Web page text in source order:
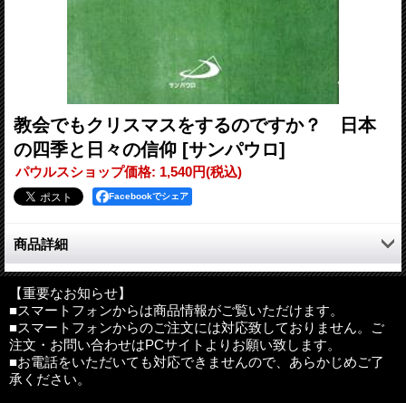
教会でもクリスマスをするのですか？ 日本
の四季と日々の信仰 [サンパウロ]
パウルスショップ価格: 1,540円(税込)
Facebookでシェア
商品詳細
「教会でもクリスマスをするのですか?」こんなことを言われた
ら、キリスト者はどう思うでしょうか。著者は絶句しながらも、
逆に、現代のキリスト者への招き──クリスマスの本当の意味を
生きるようにという招き──として受けとめます。移りゆく自然
と日々の出来事の中に、信仰を感じとることを大切にする著者。
そんな著者の思いを、季節の流れに従ってまとめたエッセー集で
す。
【重要なお知らせ】
■スマートフォンからは商品情報がご覧いただけます。
■スマートフォンからのご注文には対応致しておりません。ご
注文・お問い合わせはPCサイトよりお願い致します。
■お電話をいただいても対応できませんので、あらかじめご了
承ください。